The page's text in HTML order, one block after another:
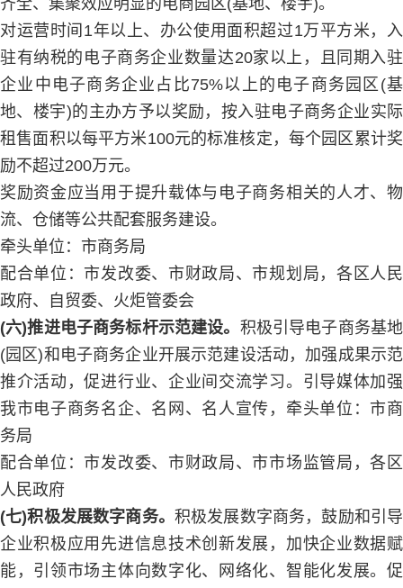
齐全、集聚效应明显的电商园区(基地、楼宇)。
对运营时间1年以上、办公使用面积超过1万平方米，入
驻有纳税的电子商务企业数量达20家以上，且同期入驻
企业中电子商务企业占比75%以上的电子商务园区(基
地、楼宇)的主办方予以奖励，按入驻电子商务企业实际
租售面积以每平方米100元的标准核定，每个园区累计奖
励不超过200万元。
奖励资金应当用于提升载体与电子商务相关的人才、物
流、仓储等公共配套服务建设。
牵头单位：市商务局
配合单位：市发改委、市财政局、市规划局，各区人民
政府、自贸委、火炬管委会
(六)推进电子商务标杆示范建设。 积极引导电子商务基地
(园区)和电子商务企业开展示范建设活动，加强成果示范
推介活动，促进行业、企业间交流学习。引导媒体加强
我市电子商务名企、名网、名人宣传，牵头单位：市商
务局
配合单位：市发改委、市财政局、市市场监管局，各区
人民政府
(七)积极发展数字商务。 积极发展数字商务，鼓励和引导
企业积极应用先进信息技术创新发展，加快企业数据赋
能，引领市场主体向数字化、网络化、智能化发展。促